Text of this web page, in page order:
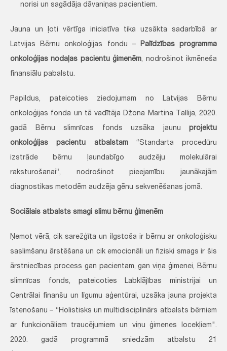
norisi un sagādāja dāvaniņas pacientiem.
Jauna un ļoti vērtīga iniciatīva tika uzsākta sadarbībā ar
Latvijas Bērnu onkoloģijas fondu – Palīdzības programma
onkoloģijas nodaļas pacientu ģimenēm, nodrošinot ikmēneša
finansiālu pabalstu.
Papildus, pateicoties ziedojumam no Latvijas Bērnu
onkoloģijas fonda un tā vadītāja Džona Martina Tallija, 2020.
gadā Bērnu slimnīcas fonds uzsāka jaunu projektu
onkoloģijas pacientu atbalstam“Standarta procedūru
izstrāde bērnu ļaundabīgo audzēju molekulārai
raksturošanai”, nodrošinot pieejamību jaunākajām
diagnostikas metodēm audzēja gēnu sekvenēšanas jomā.
Sociālais atbalsts smagi slimu bērnu ģimenēm
Ņemot vērā, cik sarežģīta un ilgstoša ir bērnu ar onkoloģisku
saslimšanu ārstēšana un cik emocionāli un fiziski smags ir šis
ārstniecības process gan pacientam, gan viņa ģimenei, Bērnu
slimnīcas fonds, pateicoties Labklājības ministrijai un
Centrālai finanšu un līgumu aģentūrai, uzsāka jauna projekta
īstenošanu – “Holistisks un multidisciplinārs atbalsts bērniem
ar funkcionāliem traucējumiem un viņu ģimenes locekļiem".
2020. gadā programmā sniedzām atbalstu 21